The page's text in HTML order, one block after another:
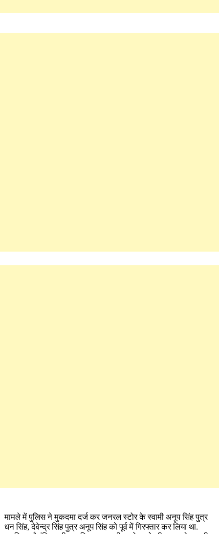
मामले में पुलिस ने मुकदमा दर्ज कर जनरल स्टोर के स्वामी अनूप सिंह पुत्र
धन सिंह, देवेन्द्र सिंह पुत्र अनूप सिंह को पूर्व में गिरफ्तार कर लिया था.